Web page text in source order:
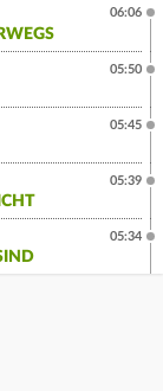
06:06
05:50
05:45
05:39
05:34